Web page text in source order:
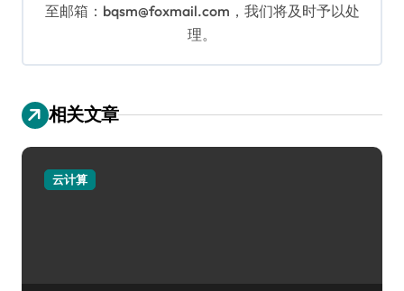
至邮箱：bqsm@foxmail.com，我们将及时予以处
理。
相关文章
云计算